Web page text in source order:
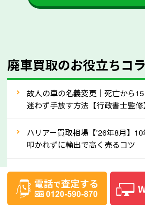
かを確認するようにしてください。
人気の車種は廃車の状態でも、高価
産車は高く買取が可能です。「廃車
なら廃車の車も適正価格で買取でき
拒否となった車も価格がつく可能性
ずに愛知県の「ソコカラ」にご相談
でも高価買取が可能なケースは珍し
はWebで簡単にできる無料査定をお
実際の買取実績を、車のメーカーや
廃車買取のお役立ちコ
故人の車の名義変更｜死亡から
迷わず手放す方法【行政書士監修
ハリアー買取相場【’26年8月】
叩かれずに輸出で高く売るコツ
ヴェルファイア買取相場【’26年
でも「輸出」で高く売るコツ